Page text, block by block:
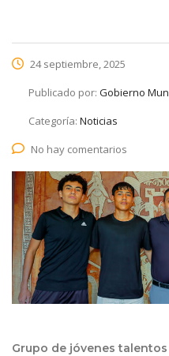
24 septiembre, 2025
Publicado por: Gobierno
Categoría: Noticias
No hay comentarios
Grupo de jóvenes